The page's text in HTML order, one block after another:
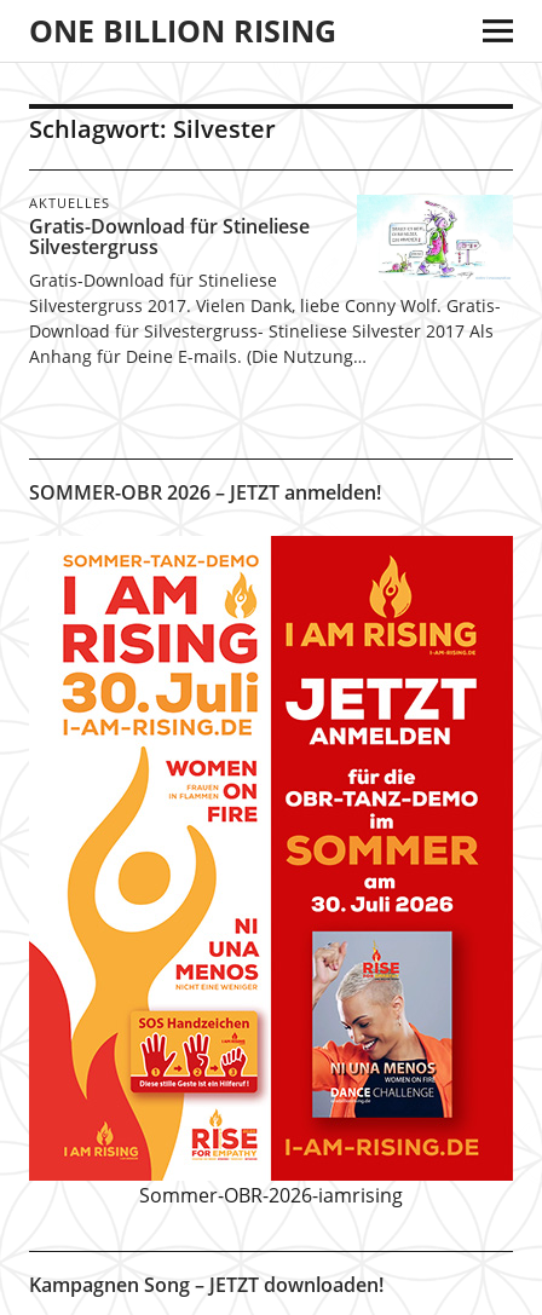
ONE BILLION RISING
Schlagwort: Silvester
AKTUELLES
Gratis-Download für Stineliese
Silvestergruss
Gratis-Download für Stineliese
Silvestergruss 2017. Vielen Dank, liebe Conny Wolf. Gratis-
Download für Silvestergruss- Stineliese Silvester 2017 Als
Anhang für Deine E-mails. (Die Nutzung…
SOMMER-OBR 2026 – JETZT anmelden!
Sommer-OBR-2026-iamrising
Kampagnen Song – JETZT downloaden!